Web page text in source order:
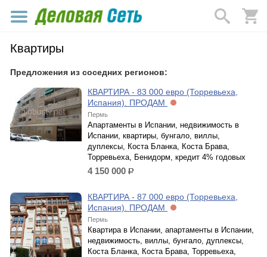
Квартиры
Предложения из соседних регионов:
КВАРТИРА - 83 000 евро (Торревьеха,
Испания). ПРОДАМ
Пермь
Апартаменты в Испании, недвижимость в
Испании, квартиры, бунгало, виллы,
дуплексы, Коста Бланка, Коста Брава,
Торревьеха, Бенидорм, кредит 4% годовых
4 150 000 р.
КВАРТИРА - 87 000 евро (Торревьеха,
Испания). ПРОДАМ
Пермь
Квартира в Испании, апартаменты в Испании,
недвижимость, виллы, бунгало, дуплексы,
Коста Бланка, Коста Брава, Торревьеха,